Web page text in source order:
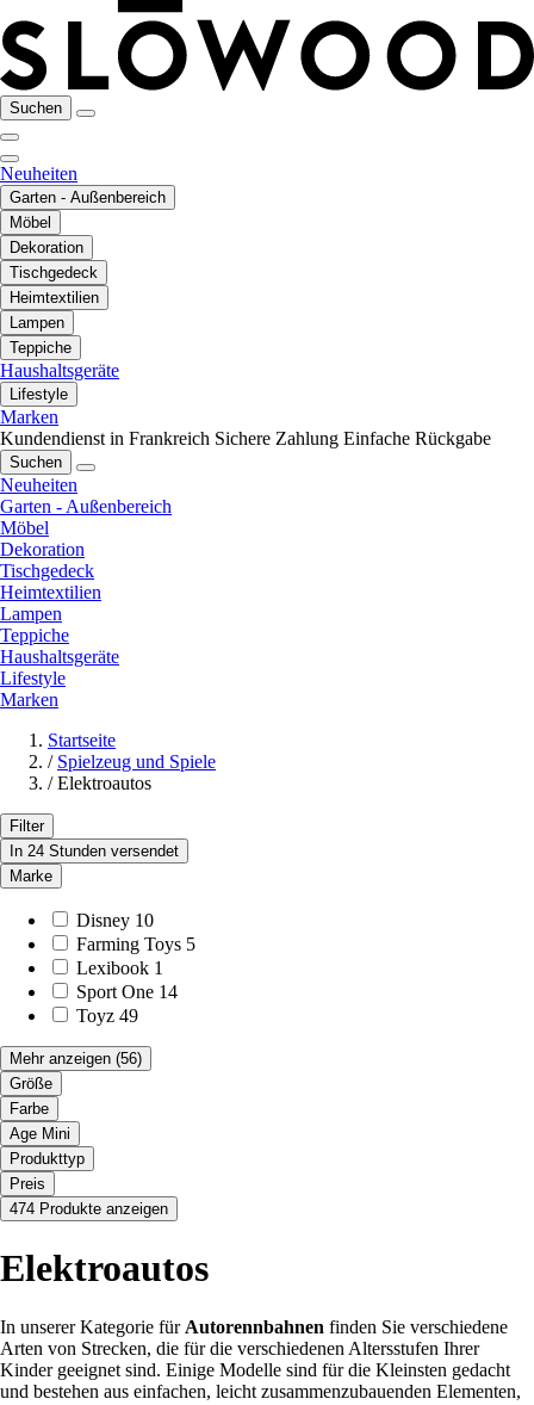
Suchen
Neuheiten
Garten - Außenbereich
Möbel
Dekoration
Tischgedeck
Heimtextilien
Lampen
Teppiche
Haushaltsgeräte
Lifestyle
Marken
Kundendienst in Frankreich Sichere Zahlung Einfache Rückgabe
Suchen
Neuheiten
Garten - Außenbereich
Möbel
Dekoration
Tischgedeck
Heimtextilien
Lampen
Teppiche
Haushaltsgeräte
Lifestyle
Marken
Startseite
/ Spielzeug und Spiele
/ Elektroautos
Filter
In 24 Stunden versendet
Marke
Disney 10
Farming Toys 5
Lexibook 1
Sport One 14
Toyz 49
Mehr anzeigen (56)
Größe
Farbe
Age Mini
Produkttyp
Preis
474 Produkte anzeigen
Elektroautos
In unserer Kategorie für Autorennbahnen finden Sie verschiedene
Arten von Strecken, die für die verschiedenen Altersstufen Ihrer
Kinder geeignet sind. Einige Modelle sind für die Kleinsten gedacht
und bestehen aus einfachen, leicht zusammenzubauenden Elementen,